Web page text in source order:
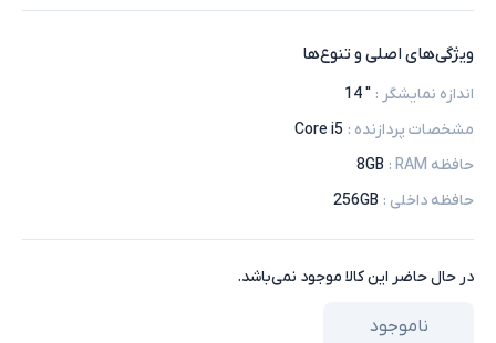
ویژگی‌های اصلی و تنوع‌ها
اندازه نمایشگر :
" 14
مشخصات پردازنده :
Core i5
حافظه RAM
:
8GB
حافظه داخلی :
256GB
در حال حاضر این کالا موجود نمی‌باشد.
ناموجود